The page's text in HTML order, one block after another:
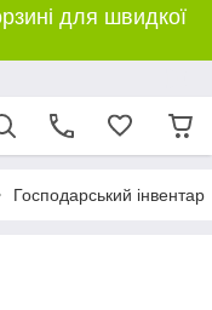
для швидкої
Господарський інвентар